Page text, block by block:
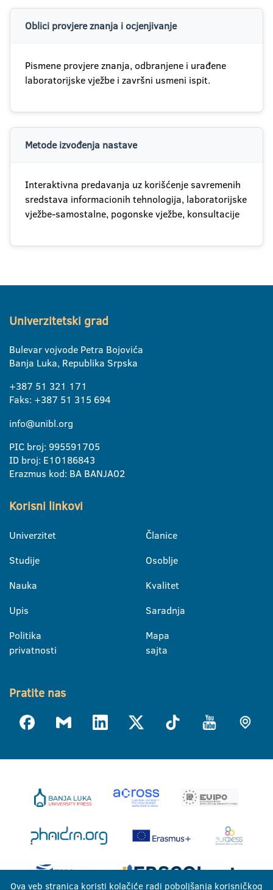
Oblici provjere znanja i ocjenjivanje
Pismene provjere znanja, odbranjene i urađene
laboratorijske vježbe i završni usmeni ispit.
Metode izvođenja nastave
Interaktivna predavanja uz korišćenje savremenih
sredstava informacionih tehnologija, laboratorijske
vježbe-samostalne, pogonske vježbe, konsultacije
Univerzitetski grad
Bulevar vojvode Petra Bojovića
Banja Luka, Republika Srpska
+387 51 321 171
Faks: +387 51 315 694
info@unibl.org
PIC broj: 995591705
ID broj: E10186843
Erazmus kod: BA BANJA02
Korisni linkovi
Univerzitet
Studije
Nauka
Upis
Politika
privatnosti
Članice
Osoblje
Kvalitet
Saradnja
Mapa
sajta
Pratite nas
Ova veb stranica koristi kolačiće radi poboljšanja korisničkog